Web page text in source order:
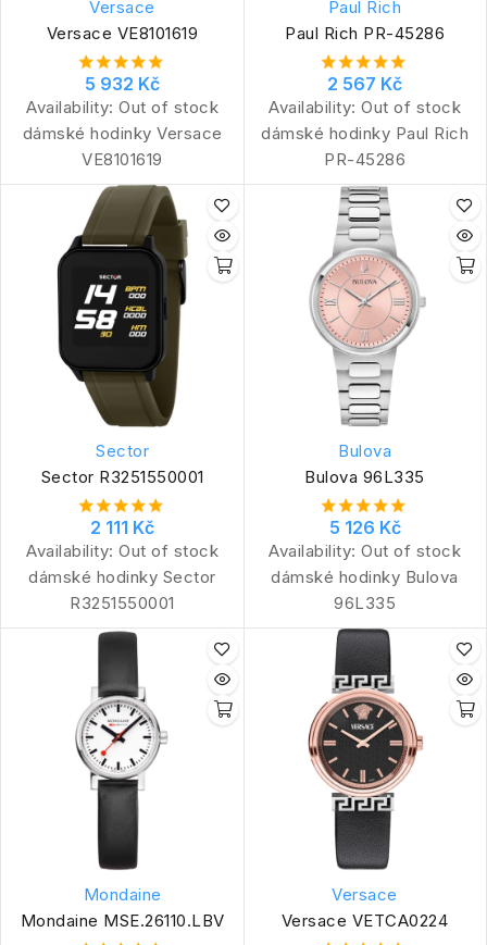
Versace
Versace VE8101619
5 932 Kč
Availability: Out of stock
dámské hodinky Versace
VE8101619
Paul Rich
Paul Rich PR-45286
2 567 Kč
Availability: Out of stock
dámské hodinky Paul Rich
PR-45286
Sector
Sector R3251550001
2 111 Kč
Availability: Out of stock
dámské hodinky Sector
R3251550001
Bulova
Bulova 96L335
5 126 Kč
Availability: Out of stock
dámské hodinky Bulova
96L335
Mondaine
Mondaine MSE.26110.LBV
Versace
Versace VETCA0224